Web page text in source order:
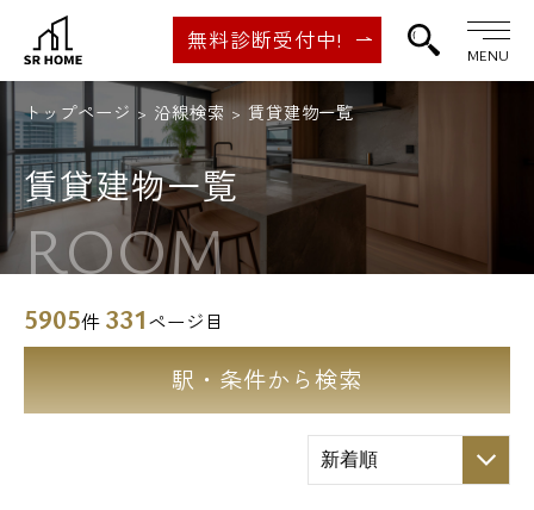
無料診断受付中!
MENU
トップページ 沿線検索 賃貸建物一覧
賃貸建物一覧
ROOM
5905件 331 ページ目
駅・条件から検索